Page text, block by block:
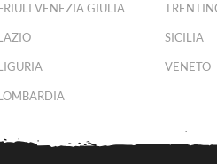
VENEZIA GIULIA
SICILIA
VENETO